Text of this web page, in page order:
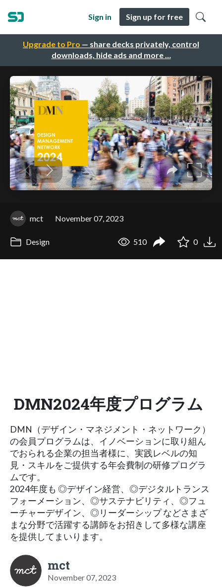
Upgrade to Pro — share decks privately, control
downloads, hide ads and more …
Sign in Sign up for free
mct November 07, 2023
Design 510 0
DMN2024年度プログラム
DMN（デザイン・マネジメント・ネットワーク）
の会員プログラムは、イノベーションに取り組ん
でおられる企業の担当者様に、実践レベルの知
見・スキルをご提供する年会費制の研修プログラ
ムです。
2024年度も ◎デザイン経営、◎デジタルトランス
フォーメーション、◎サステナビリティ、◎フュ
ーチャーデザイン、◎リーダーシップ などさまざ
まな分野で活躍する講師をお招きして多様な講座
を提供してまいります。
mct
November 07, 2023